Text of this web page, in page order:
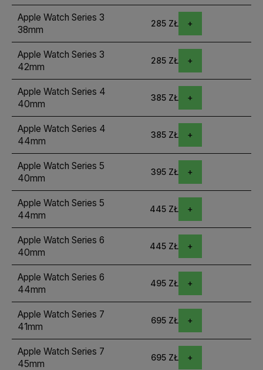
Apple Watch Series 3
38mm
285 ZŁ
Apple Watch Series 3
42mm
285 ZŁ
Apple Watch Series 4
40mm
385 ZŁ
Apple Watch Series 4
44mm
385 ZŁ
Apple Watch Series 5
40mm
395 ZŁ
Apple Watch Series 5
44mm
445 ZŁ
Apple Watch Series 6
40mm
445 ZŁ
Apple Watch Series 6
44mm
495 ZŁ
Apple Watch Series 7
41mm
695 ZŁ
Apple Watch Series 7
45mm
695 ZŁ